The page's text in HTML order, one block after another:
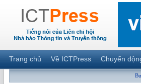
Trang chủ Về ICTPress Chuyển